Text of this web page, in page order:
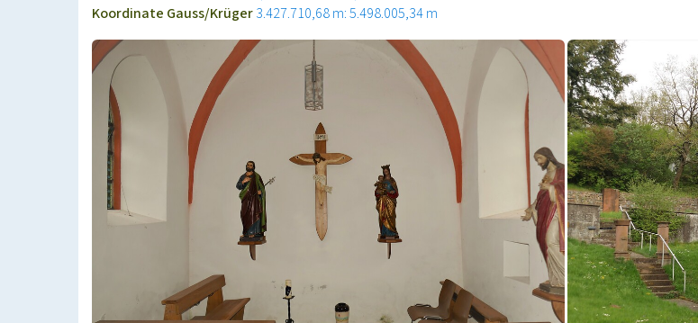
Koordinate Gauss/Krüger3.427.710,68 m: 5.498.005,34 m